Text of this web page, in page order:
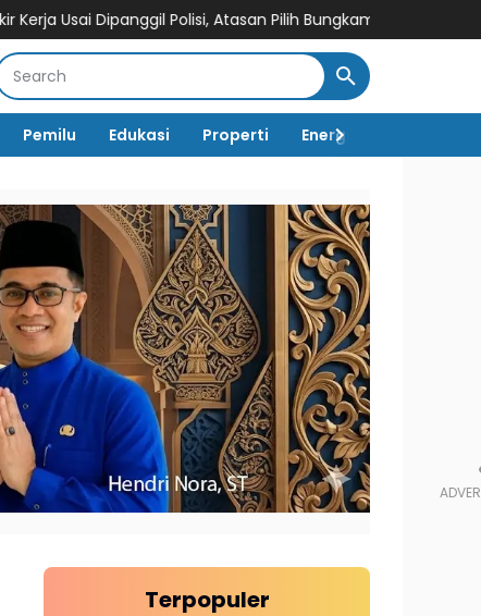
Polisi, Atasan Pilih Bungkam Oknum PNS Dishub Tebo
Pemilu Edukasi Properti Energi
Terpopuler